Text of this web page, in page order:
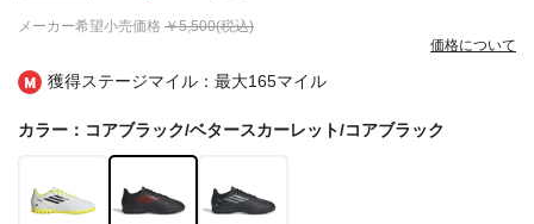
獲得ステージマイル：最大165マイル
メーカー希望小売価格 ￥5,500(税込)
価格について
カラー：コアブラック/ベタースカーレット/コアブラック